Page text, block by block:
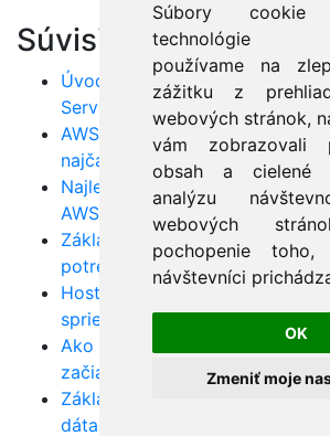
Súbory
technológie
používame na
zážitku z
webových stránok,
vám zobrazovali
obsah a cielené
analýzu
webových
pochopenie
návštevníci
OK
Zmeniť moje
Súvisiace články:
Úvod do AWS: Ako začať s
Services
AWS FAQ pre začiatočníkov:
najčastejšie otázky
Najlepšie postupy a tipy pre
AWS
Základné AWS služby pre
potrebujete vedieť
Hosting webových aplikácií na
sprievodca pre začiatočníkov
Ako efektívne spravovať
začiatočníkov
Základy bezpečnosti v AWS:
dáta a aplikácie